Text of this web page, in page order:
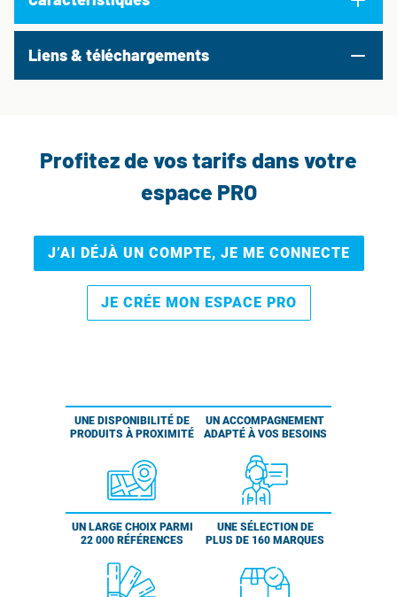
Liens & téléchargements
Profitez de vos tarifs dans votre
espace PRO
J’AI DÉJÀ UN COMPTE, JE ME CONNECTE
JE CRÉE MON ESPACE PRO
UNE DISPONIBILITÉ DE
PRODUITS À PROXIMITÉ
UN ACCOMPAGNEMENT
ADAPTÉ À VOS BESOINS
UN LARGE CHOIX PARMI
22 000 RÉFÉRENCES
UNE SÉLECTION DE
PLUS DE 160 MARQUES